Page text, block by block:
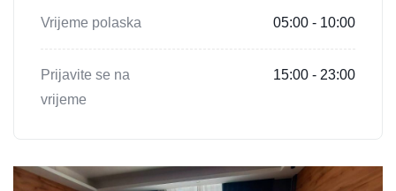
Vrijeme polaska 05:00 - 10:00
Prijavite se na
vrijeme
15:00 - 23:00